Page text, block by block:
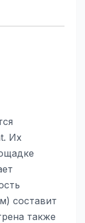
Их
составит
также